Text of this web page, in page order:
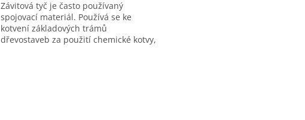
Závitová tyč je často používaný
spojovací materiál. Používá se ke
kotvení základových trámů
dřevostaveb za použití chemické kotvy,